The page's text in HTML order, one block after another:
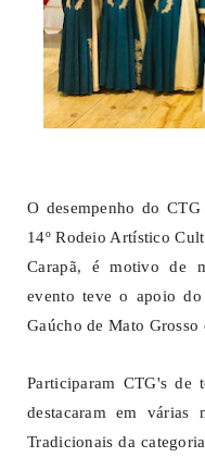
O desempenho do
14º Rodeio Artístico
Carapã, é motivo de
evento teve o apoio
Gaúcho de Mato Grosso
Participaram CTG's de
destacaram em várias
Tradicionais da